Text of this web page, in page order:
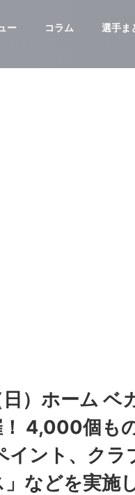
ー コラム 選手ま
）ホーム ベ
！ 4,000個も
ント、ク
などを実施